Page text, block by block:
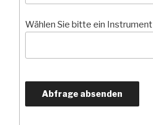
Wählen Sie bitte ein Instrument